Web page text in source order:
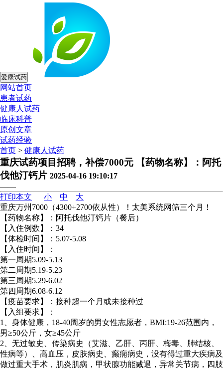
爱康试药
网站首页
患者试药
健康人试药
临床科普
原创文章
试药经验
首页 > 健康人试药
重庆试药项目招聘，补偿7000元 【药物名称】：阿托
伐他汀钙片 2025-04-16 19:10:17
——
打印本文
小 中
大
重庆万州7000（4300+2700依从性）！太美系统网筛三个月！
【药物名称】：阿托伐他汀钙片（餐后）
【入住例数】：34
【体检时间】：5.07-5.08
【入住时间】：
第一周期5.09-5.13
第二周期5.19-5.23
第三周期5.29-6.02
第四周期6.08-6.12
【疫苗要求】：接种超一个月或未接种过
【入组要求】：
1、身体健康，18-40周岁的男女性志愿者，BMI:19-26范围内，
男≥50公斤，女≥45公斤
2、无过敏史、传染病史（艾滋、乙肝、丙肝、梅毒、肺结核、
性病等）、高血压，皮肤病史、癫痫病史，没有得过重大疾病及
做过重大手术，肌炎肌病，甲状腺功能减退，异常关节病，四肢